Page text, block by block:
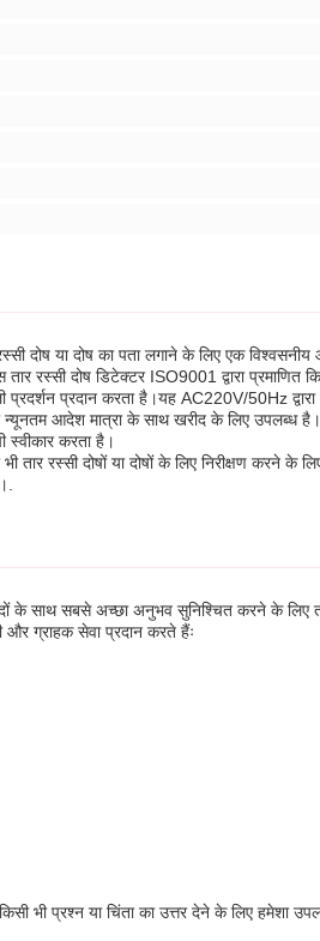
दोष या दोष का पता लगाने के लिए एक
इस तार रस्सी दोष डिटेक्टर ISO9001 द्वारा
प्रदर्शन प्रदान करता है।यह AC220V/50Hz
आदेश मात्रा के साथ खरीद के लिए उपलब्ध है।
स्वीकार करता है।
तार रस्सी दोषों या दोषों के लिए निरीक्षण
के साथ सबसे अच्छा अनुभव सुनिश्चित करने के
और ग्राहक सेवा प्रदान करते हैंः
भी प्रश्न या चिंता का उत्तर देने के लिए हमेशा